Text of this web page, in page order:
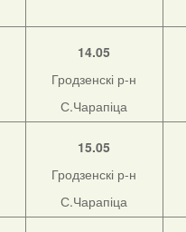
14.05
Гродзенскі р-н
С.Чарапіца
15.05
Гродзенскі р-н
С.Чарапіца